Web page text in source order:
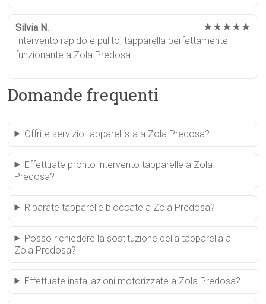
Silvia N. ★★★★★
Intervento rapido e pulito, tapparella perfettamente
funzionante a Zola Predosa.
Domande frequenti
Offrite servizio tapparellista a Zola Predosa?
Effettuate pronto intervento tapparelle a Zola
Predosa?
Riparate tapparelle bloccate a Zola Predosa?
Posso richiedere la sostituzione della tapparella a
Zola Predosa?
Effettuate installazioni motorizzate a Zola Predosa?